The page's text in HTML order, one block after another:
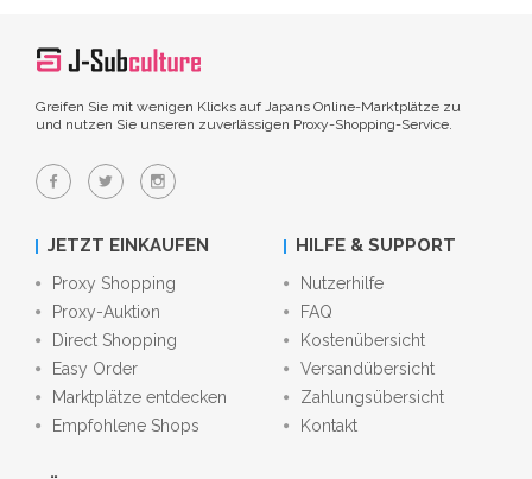
Greifen Sie mit wenigen Klicks auf Japans Online-Marktplätze zu
und nutzen Sie unseren zuverlässigen Proxy-Shopping-Service.
JETZT EINKAUFEN
Proxy Shopping
Proxy-Auktion
Direct Shopping
Easy Order
Marktplätze entdecken
Empfohlene Shops
HILFE & SUPPORT
Nutzerhilfe
FAQ
Kostenübersicht
Versandübersicht
Zahlungsübersicht
Kontakt